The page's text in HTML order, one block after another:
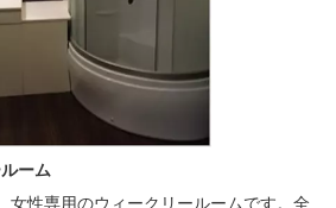
ーム
女性専用のウィークリールームです。全